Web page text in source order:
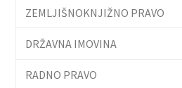
ZEMLJIŠNOKNJIŽNO PRAVO
DRŽAVNA IMOVINA
RADNO PRAVO